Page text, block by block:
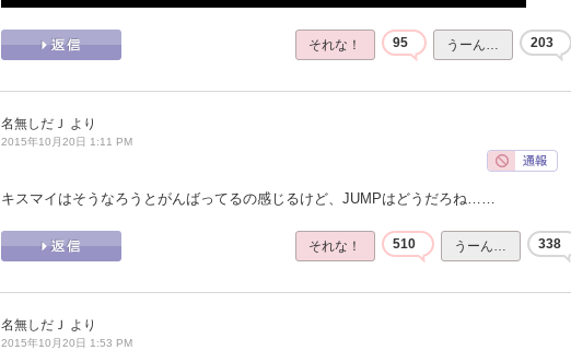
それな！ 95 うーん… 203
名無しだＪ より
2015年10月20日 1:11 PM
キスマイはそうなろうとがんばってるの感じるけど、JUMPはどうだろね……
それな！ 510 うーん… 338
名無しだＪ より
2015年10月20日 1:53 PM